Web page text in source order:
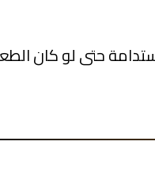
حتى لو كان